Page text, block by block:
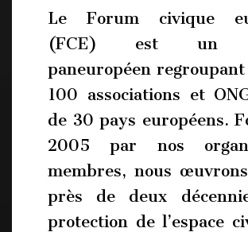
Le Forum civique
(FCE) est un
paneuropéen
100 associations et
de 30 pays européens.
2005 par nos
membres, nous
près de deux
protection de l’espace